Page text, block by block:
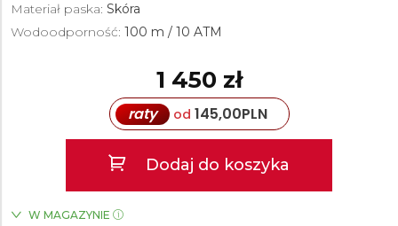
Materiał paska: Skóra
Wodoodporność: 100 m / 10 ATM
1 450 zł
raty od 145,00PLN
Dodaj do koszyka
W MAGAZYNIE